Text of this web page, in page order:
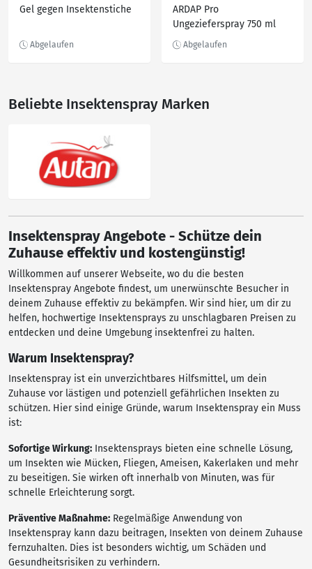
Gel gegen Insektenstiche
ARDAP Pro
Ungezieferspray 750 ml
Beliebte Insektenspray Marken
Insektenspray Angebote - Schütze dein
Zuhause effektiv und kostengünstig!
Willkommen auf unserer Webseite, wo du die besten
Insektenspray Angebote findest, um unerwünschte Besucher in
deinem Zuhause effektiv zu bekämpfen. Wir sind hier, um dir zu
helfen, hochwertige Insektensprays zu unschlagbaren Preisen zu
entdecken und deine Umgebung insektenfrei zu halten.
Warum Insektenspray?
Insektenspray ist ein unverzichtbares Hilfsmittel, um dein
Zuhause vor lästigen und potenziell gefährlichen Insekten zu
schützen. Hier sind einige Gründe, warum Insektenspray ein Muss
ist:
Sofortige Wirkung: Insektensprays bieten eine schnelle Lösung,
um Insekten wie Mücken, Fliegen, Ameisen, Kakerlaken und mehr
zu beseitigen. Sie wirken oft innerhalb von Minuten, was für
schnelle Erleichterung sorgt.
Präventive Maßnahme: Regelmäßige Anwendung von
Insektenspray kann dazu beitragen, Insekten von deinem Zuhause
fernzuhalten. Dies ist besonders wichtig, um Schäden und
Gesundheitsrisiken zu verhindern.